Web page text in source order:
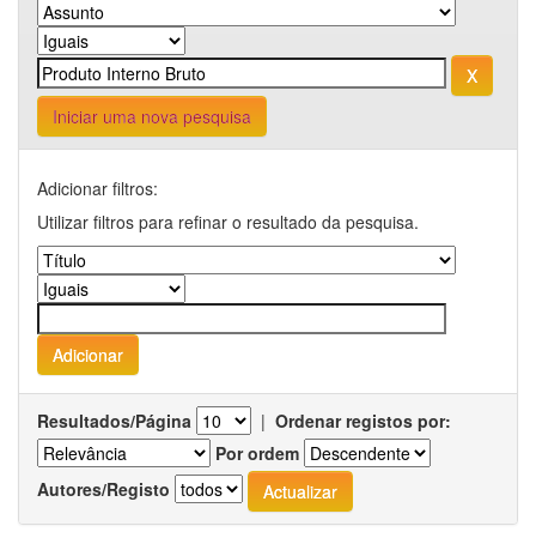
Iniciar uma nova pesquisa
Adicionar filtros:
Utilizar filtros para refinar o resultado da pesquisa.
Resultados/Página | Ordenar registos por:
Por ordem
Autores/Registo